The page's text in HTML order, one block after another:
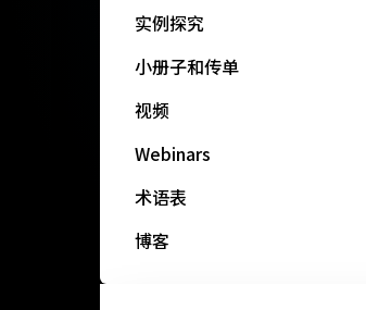
实例探究
小册子和传单
视频
Webinars
术语表
博客